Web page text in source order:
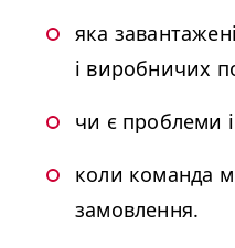
яка
і виробничих
чи є проблеми і
коли команда
замовлення.